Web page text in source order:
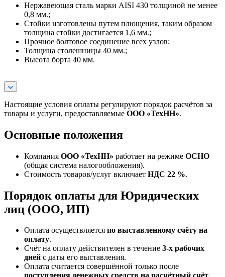
Нержавеющая сталь марки AISI 430 толщиной не менее
0,8 мм.;
Стойки изготовлены путем плющения, таким образом
толщина стойки достигается 1,6 мм.;
Прочное болтовое соединение всех узлов;
Толщина столешницы 40 мм.;
Высота борта 40 мм.
Настоящие условия оплаты регулируют порядок расчётов за
товары и услуги, предоставляемые ООО «ТехНН».
Основные положения
Компания ООО «ТехНН» работает на режиме ОСНО
(общая система налогообложения).
Стоимость товаров/услуг включает НДС 22 %.
Порядок оплаты для Юридических
лиц (ООО, ИП)
Оплата осуществляется по выставленному счёту на
оплату.
Счёт на оплату действителен в течение 3‑х рабочих
дней с даты его выставления.
Оплата считается совершённой только после